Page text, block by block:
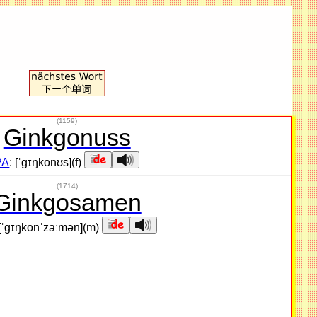
(1159)
Ginkgonuss
: [ˈɡɪŋkonʊs](f)
(1714)